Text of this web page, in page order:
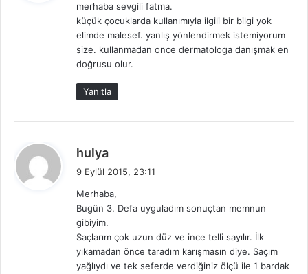
i
k
i
merhaba sevgili fatma.
küçük çocuklarda kullanımıyla ilgili bir bilgi yok
elimde malesef. yanlış yönlendirmek istemiyorum
size. kullanmadan once dermatologa danışmak en
doğrusu olur.
Yanıtla
hulya
i
k
9 Eylül 2015, 23:11
Merhaba,
Bugün 3. Defa uyguladım sonuçtan memnun
gibiyim.
Saçlarım çok uzun düz ve ince telli sayılır. İlk
yıkamadan önce taradım karışmasın diye. Saçım
yağlıydı ve tek seferde verdiğiniz ölçü ile 1 bardak